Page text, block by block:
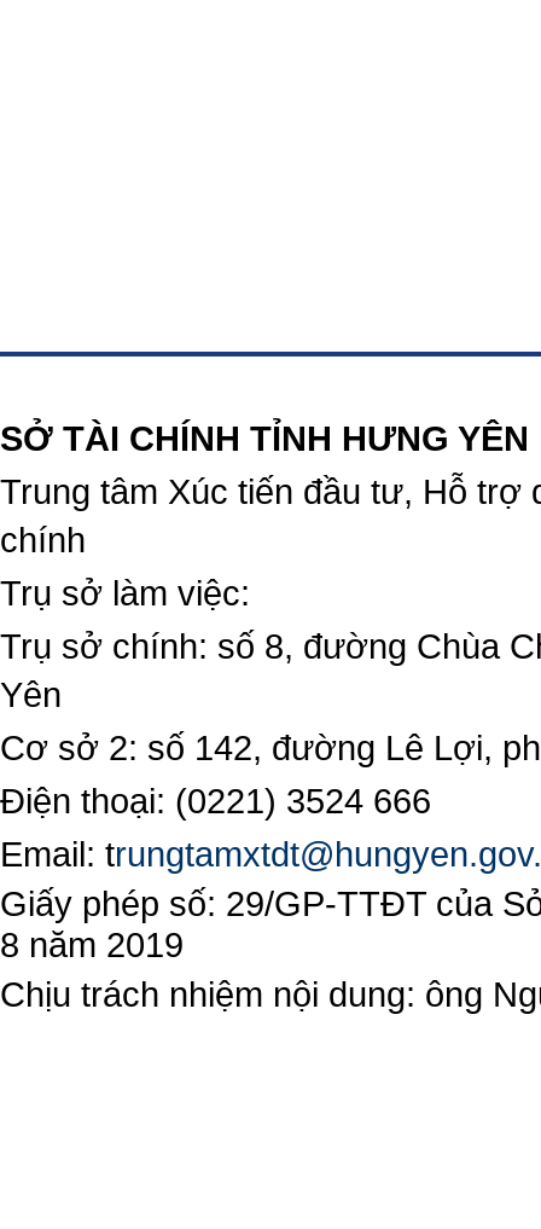
SỞ TÀI CHÍNH TỈNH HƯNG YÊN
Trung tâm Xúc tiến đầu tư, Hỗ trợ
chính
Trụ sở làm việc:
Trụ sở chính: số 8, đường Chùa
Yên
Cơ sở 2: số 142, đường Lê Lợi,
Điện thoại: (0221) 3524 666
Email: t
Giấy phép số: 29/GP-TTĐT của
8 năm 2019
Chịu trách nhiệm nội dung: ông